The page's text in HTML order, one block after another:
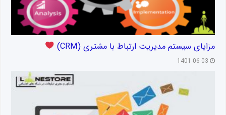
مزایای سیستم مدیریت ارتباط با مشتری (CRM)
1401-06-03